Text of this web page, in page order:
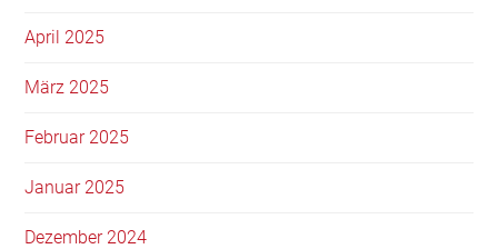
April 2025
März 2025
Februar 2025
Januar 2025
Dezember 2024